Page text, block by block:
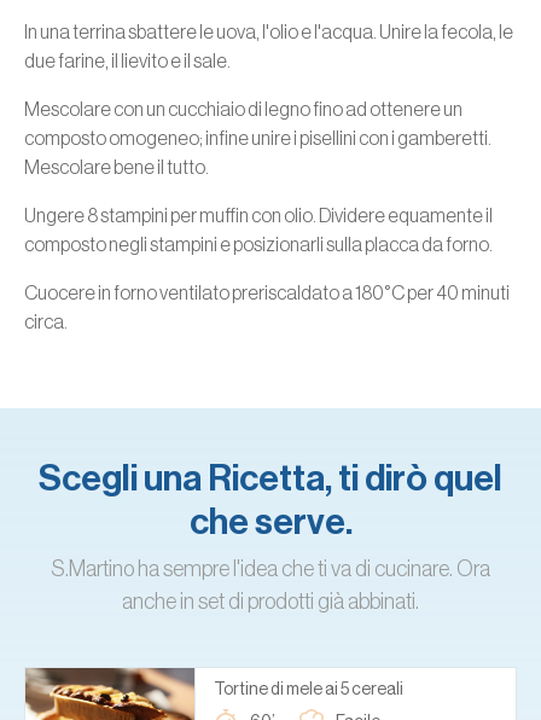
In una terrina sbattere le uova, l'olio e l'acqua. Unire la fecola, le
due farine, il lievito e il sale.
Mescolare con un cucchiaio di legno fino ad ottenere un
composto omogeneo; infine unire i pisellini con i gamberetti.
Mescolare bene il tutto.
Ungere 8 stampini per muffin con olio. Dividere equamente il
composto negli stampini e posizionarli sulla placca da forno.
Cuocere in forno ventilato preriscaldato a 180°C per 40 minuti
circa.
Scegli una Ricetta, ti dirò quel
che serve.
S.Martino ha sempre l'idea che ti va di cucinare. Ora
anche in set di prodotti già abbinati.
Tortine di mele ai 5 cereali